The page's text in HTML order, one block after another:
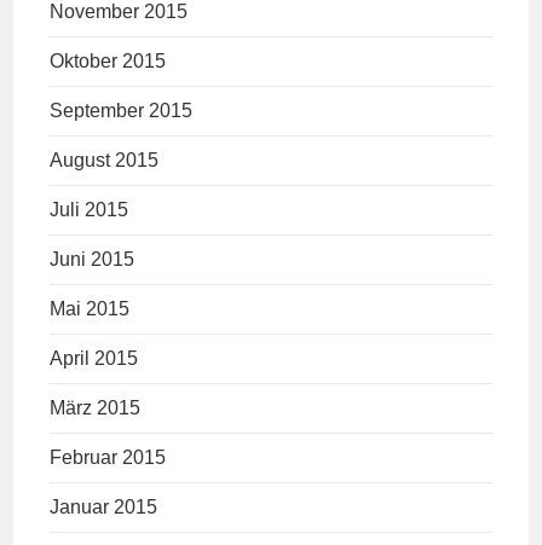
November 2015
Oktober 2015
September 2015
August 2015
Juli 2015
Juni 2015
Mai 2015
April 2015
März 2015
Februar 2015
Januar 2015